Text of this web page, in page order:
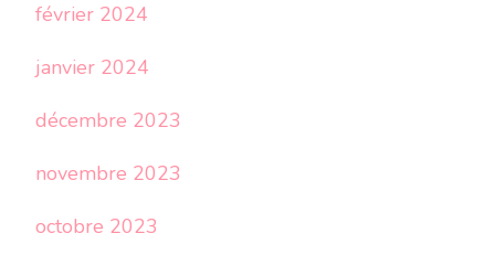
février 2024
janvier 2024
décembre 2023
novembre 2023
octobre 2023